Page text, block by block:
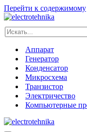
Перейти к содержимому
Искать...
Аппарат
Генератор
Конденсатор
Микросхема
Транзистор
Электричество
Компьютерные